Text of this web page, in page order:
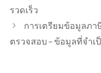
รวดเร็ว
การเตรียมข้อมูลภ
ตรวจสอบ – ข้อมูลที่จำเ